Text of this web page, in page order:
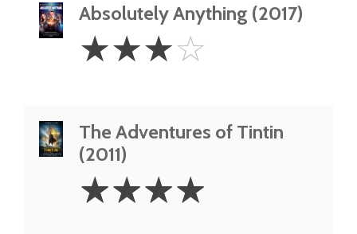
Absolutely Anything (2017)
Stars
☆☆☆☆
The Adventures of Tintin
(2011)
Stars
☆☆☆☆